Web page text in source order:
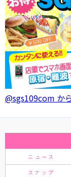
@sgs109com か
ニュース
スナップ